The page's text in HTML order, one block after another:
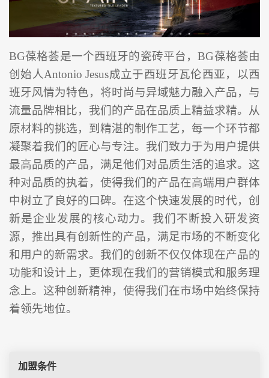
BG葆格荟是一个西班牙的瓷砖平台，BG葆格荟由
创始人Antonio Jesus成立于西班牙瓦伦西亚，以西
班牙风情为特色，将时尚与异域魅力融入产品，与
流量品牌相比，我们的产品在品质上精益求精。从
原材料的挑选，到精湛的制作工艺，每一个环节都
凝聚着我们的匠心与专注。我们致力于为用户提供
最高品质的产品，满足他们对品质生活的追求。这
种对品质的执着，使得我们的产品在高端用户群体
中树立了良好的口碑。在这个快速发展的时代，创
新是企业发展的核心动力。我们不断投入研发资
源，推出具有创新性的产品，满足市场的不断变化
和用户的新需求。我们的创新不仅仅体现在产品的
功能和设计上，更体现在我们的营销模式和服务理
念上。这种创新精神，使得我们在市场中始终保持
着领先地位。
加盟条件